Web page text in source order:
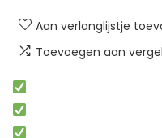
Aan verlanglijstje
Toevoegen aan